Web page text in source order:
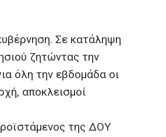
Σε κατάληψη
ζητώντας την
όλη την εβδομάδα οι
αποκλεισμοί
της ΔΟΥ